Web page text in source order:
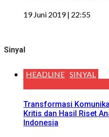
19 Juni 2019 | 22:55
Sinyal
HEADLINE SINYAL
Transformasi
Kritis dan Hasil Riset
Indonesia